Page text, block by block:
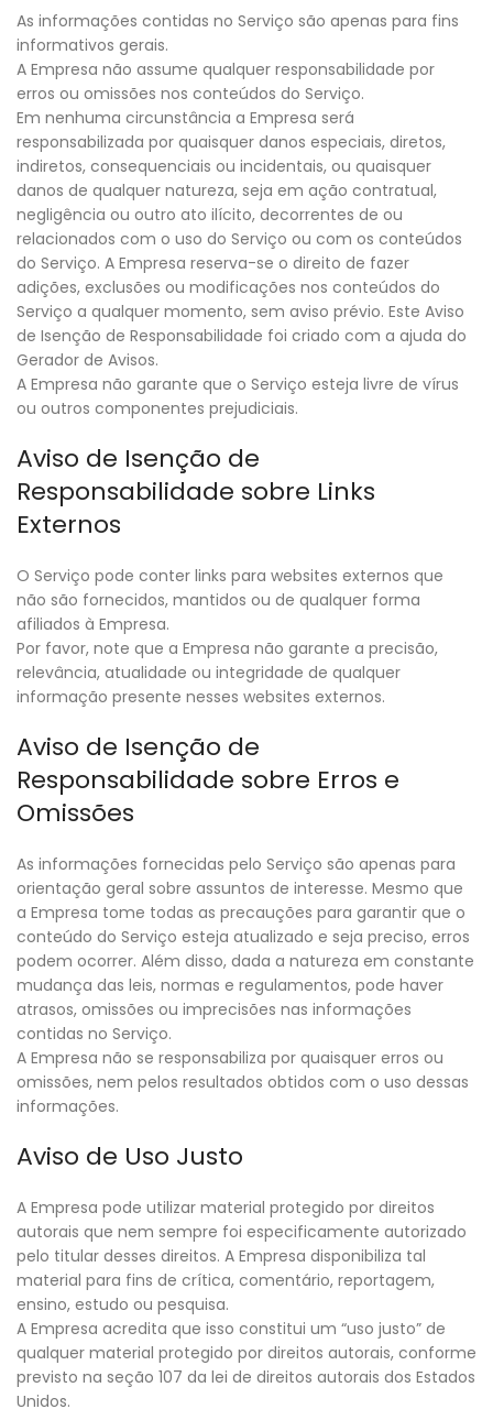
As informações contidas no Serviço são apenas para fins
informativos gerais.
A Empresa não assume qualquer responsabilidade por
erros ou omissões nos conteúdos do Serviço.
Em nenhuma circunstância a Empresa será
responsabilizada por quaisquer danos especiais, diretos,
indiretos, consequenciais ou incidentais, ou quaisquer
danos de qualquer natureza, seja em ação contratual,
negligência ou outro ato ilícito, decorrentes de ou
relacionados com o uso do Serviço ou com os conteúdos
do Serviço. A Empresa reserva-se o direito de fazer
adições, exclusões ou modificações nos conteúdos do
Serviço a qualquer momento, sem aviso prévio. Este Aviso
de Isenção de Responsabilidade foi criado com a ajuda do
Gerador de Avisos.
A Empresa não garante que o Serviço esteja livre de vírus
ou outros componentes prejudiciais.
Aviso de Isenção de
Responsabilidade sobre Links
Externos
O Serviço pode conter links para websites externos que
não são fornecidos, mantidos ou de qualquer forma
afiliados à Empresa.
Por favor, note que a Empresa não garante a precisão,
relevância, atualidade ou integridade de qualquer
informação presente nesses websites externos.
Aviso de Isenção de
Responsabilidade sobre Erros e
Omissões
As informações fornecidas pelo Serviço são apenas para
orientação geral sobre assuntos de interesse. Mesmo que
a Empresa tome todas as precauções para garantir que o
conteúdo do Serviço esteja atualizado e seja preciso, erros
podem ocorrer. Além disso, dada a natureza em constante
mudança das leis, normas e regulamentos, pode haver
atrasos, omissões ou imprecisões nas informações
contidas no Serviço.
A Empresa não se responsabiliza por quaisquer erros ou
omissões, nem pelos resultados obtidos com o uso dessas
informações.
Aviso de Uso Justo
A Empresa pode utilizar material protegido por direitos
autorais que nem sempre foi especificamente autorizado
pelo titular desses direitos. A Empresa disponibiliza tal
material para fins de crítica, comentário, reportagem,
ensino, estudo ou pesquisa.
A Empresa acredita que isso constitui um “uso justo” de
qualquer material protegido por direitos autorais, conforme
previsto na seção 107 da lei de direitos autorais dos Estados
Unidos.